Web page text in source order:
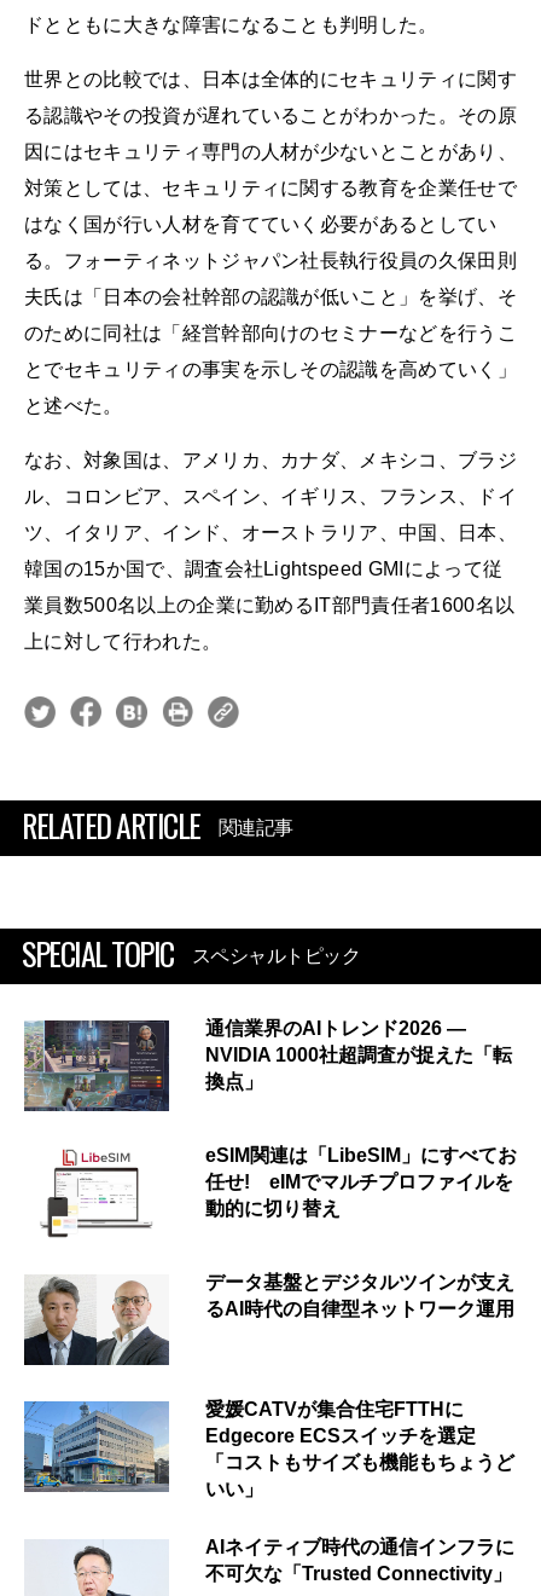
ドとともに大きな障害になることも判明した。
世界との比較では、日本は全体的にセキュリティに関す
る認識やその投資が遅れていることがわかった。その原
因にはセキュリティ専門の人材が少ないとことがあり、
対策としては、セキュリティに関する教育を企業任せで
はなく国が行い人材を育てていく必要があるとしてい
る。フォーティネットジャパン社長執行役員の久保田則
夫氏は「日本の会社幹部の認識が低いこと」を挙げ、そ
のために同社は「経営幹部向けのセミナーなどを行うこ
とでセキュリティの事実を示しその認識を高めていく」
と述べた。
なお、対象国は、アメリカ、カナダ、メキシコ、ブラジ
ル、コロンビア、スペイン、イギリス、フランス、ドイ
ツ、イタリア、インド、オーストラリア、中国、日本、
韓国の15か国で、調査会社Lightspeed GMIによって従
業員数500名以上の企業に勤めるIT部門責任者1600名以
上に対して行われた。
RELATED ARTICLE 関連記事
SPECIAL TOPIC スペシャルトピック
通信業界のAIトレンド2026 ―
NVIDIA 1000社超調査が捉えた「転
換点」
eSIM関連は「LibeSIM」にすべてお
任せ! eIMでマルチプロファイルを
動的に切り替え
データ基盤とデジタルツインが支え
るAI時代の自律型ネットワーク運用
愛媛CATVが集合住宅FTTHに
Edgecore ECSスイッチを選定
「コストもサイズも機能もちょうど
いい」
AIネイティブ時代の通信インフラに
不可欠な「Trusted Connectivity」